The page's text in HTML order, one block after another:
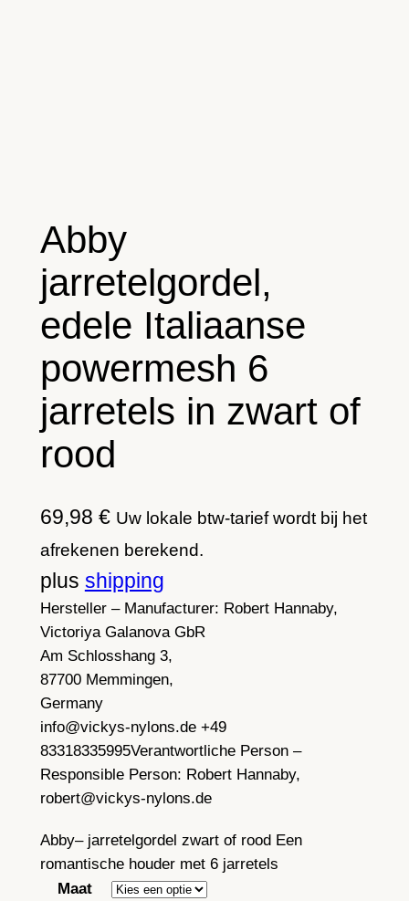
Abby
jarretelgordel,
edele Italiaanse
powermesh 6
jarretels in zwart of
rood
69,98 € Uw lokale btw-tarief wordt bij het
afrekenen berekend.
plus shipping
Hersteller – Manufacturer: Robert Hannaby,
Victoriya Galanova GbR
Am Schlosshang 3,
87700 Memmingen,
Germany
info@vickys-nylons.de +49
83318335995Verantwortliche Person –
Responsible Person: Robert Hannaby,
robert@vickys-nylons.de
Abby– jarretelgordel zwart of rood Een
romantische houder met 6 jarretels
Maat